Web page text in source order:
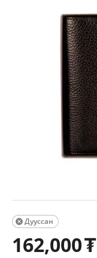
Дууссан

162,000₮